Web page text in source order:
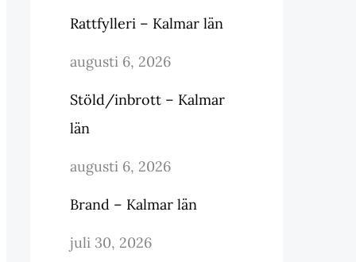
Rattfylleri – Kalmar län
augusti 6, 2026
Stöld/inbrott – Kalmar
län
augusti 6, 2026
Brand – Kalmar län
juli 30, 2026